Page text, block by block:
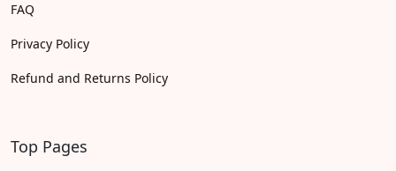
FAQ
Privacy Policy
Refund and Returns Policy
Top Pages